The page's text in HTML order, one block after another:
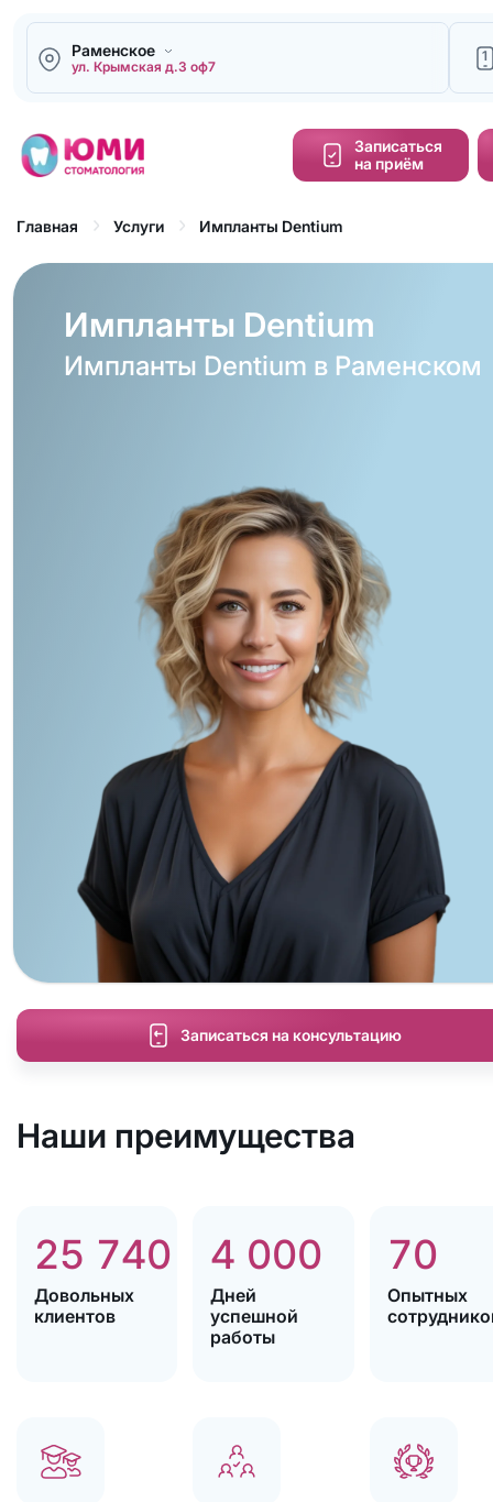
Раменское
ул. Крымская д.3 оф7
1
Записаться
на приём
Главная Услуги Импланты Dentium
Импланты Dentium
Импланты Dentium в Раменском
Записаться на консультацию
Наши преимущества
25 740
Довольных
клиентов
4 000
Дней
успешной
работы
70
Опытных